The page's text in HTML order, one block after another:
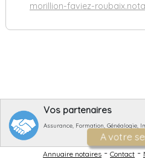
morillion-faviez-
Vos partenaires
Assurance, Formation, Généalogie,
A votre
Annuaire notaires-Contact-